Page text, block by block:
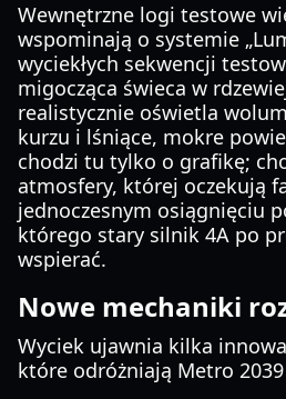
Wewnętrzne logi testowe
wspominają o systemie
wyciekłych sekwencji
migocząca świeca w
realistycznie oświetla
kurzu i lśniące, mokre
chodzi tu tylko o grafikę;
atmosfery, której oczekują
jednoczesnym osiągnięciu
którego stary silnik 4A po
wspierać.
Nowe mechaniki
Wyciek ujawnia kilka
które odróżniają Metro